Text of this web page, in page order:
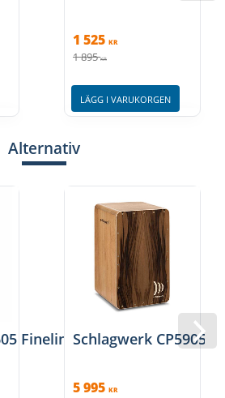
1 525 KR
1 895 KR
LÄGG I VARUKORGEN
Alternativ
Fineline Comfort Morado
Schlagwerk CP5905
5 995 KR